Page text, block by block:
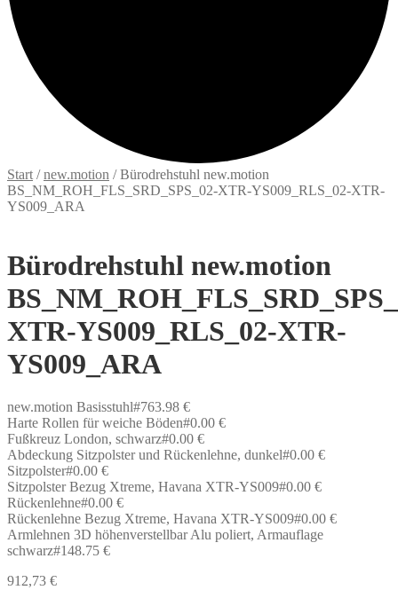
Start /new.motion /Bürodrehstuhl new.motion
BS_NM_ROH_FLS_SRD_SPS_02-XTR-YS009_RLS_02-XTR-
YS009_ARA
Bürodrehstuhl new.motion
XTR-YS009_RLS_02-XTR-
YS009_ARA
new.motion Basisstuhl#763.98 €
Harte Rollen für weiche Böden#0.00 €
Fußkreuz London, schwarz#0.00 €
Abdeckung Sitzpolster und Rückenlehne, dunkel#0.00 €
Sitzpolster#0.00 €
Sitzpolster Bezug Xtreme, Havana XTR-YS009#0.00 €
Rückenlehne#0.00 €
Rückenlehne Bezug Xtreme, Havana XTR-YS009#0.00 €
Armlehnen 3D höhenverstellbar Alu poliert, Armauflage
schwarz#148.75 €
912,73 €